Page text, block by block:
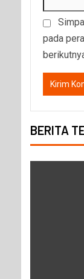
pada
BERITA